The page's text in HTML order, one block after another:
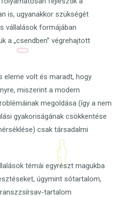
is, ugyanakkor szükségét
vállalások formájában
a „csendben” végrehajtott
eleme volt és maradt, hogy
miszerint a modern
megoldása (így a nem
gyakoriságának csökkentése
csak társadalmi
témái egyrészt magukba
úgymint sótartalom,
tartalom